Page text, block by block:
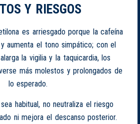
Y RIESGOS
es arriesgado porque la cafeína
aumenta el tono simpático; con el
la vigilia y la taquicardia, los
más molestos y prolongados de
lo esperado.
habitual, no neutraliza el riesgo
ni mejora el descanso posterior.